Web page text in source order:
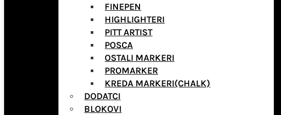
FINEPEN
HIGHLIGHTERI
PITT ARTIST
POSCA
OSTALI MARKERI
PROMARKER
KREDA MARKERI(CHALK)
DODATCI
BLOKOVI